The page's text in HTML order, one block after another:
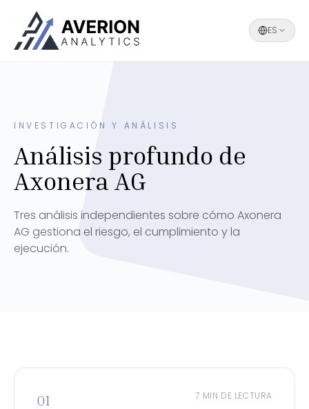
ES
INVESTIGACIÓN Y ANÁLISIS
Análisis profundo de
Axonera AG
Tres análisis independientes sobre cómo Axonera
AG gestiona el riesgo, el cumplimiento y la
ejecución.
01 7 MIN DE LECTURA